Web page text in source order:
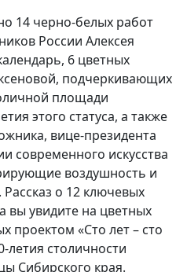
14 черно-белых работ
России Алексея
6 цветных
подчеркивающих
площади
этого статуса, а также
вице-президента
современного искусства
воздушность и
о 12 ключевых
вы увидите на цветных
проектом «Сто лет – сто
летия столичности
Сибирского края.